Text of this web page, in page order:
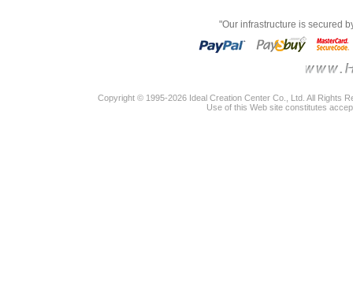
"Our infrastructure is secured
Copyright © 1995-2026 Ideal Creation Center Co., Ltd. All Rights
Use of this Web site constitutes